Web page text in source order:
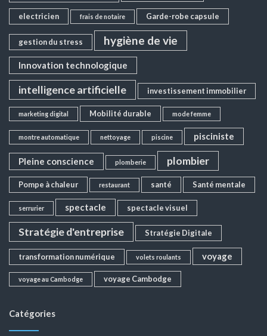
electricien frais de notaire Garde-robe capsule
gestion du stress hygiène de vie
Innovation technologique
intelligence artificielle investissement immobilier
marketing digital Mobilité durable mode femme
montre automatique nettoyage piscine pisciniste
Pleine conscience plomberie plombier
Pompe à chaleur restaurant santé Santé mentale
serrurier spectacle spectacle visuel
Stratégie d'entreprise Stratégie Digitale
transformation numérique volets roulants voyage
voyage au Cambodge voyage Cambodge
Catégories